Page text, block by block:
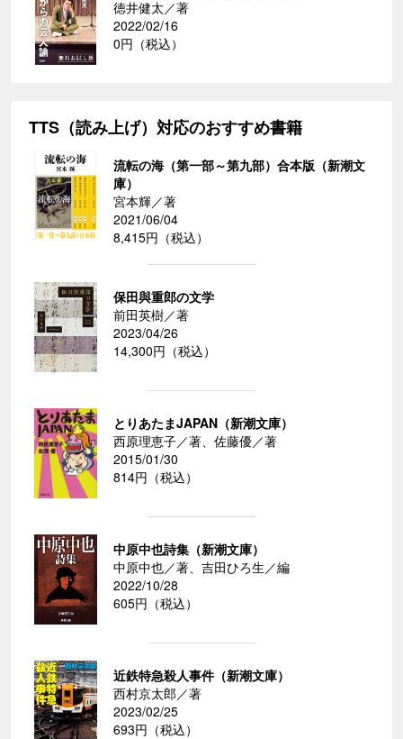
徳井健太／著
2022/02/16
0円（税込）
TTS（読み上げ）対応のおすすめ書籍
流転の海（第一部～第九部）合本版（新潮文
庫）
宮本輝／著
2021/06/04
8,415円（税込）
保田與重郎の文学
前田英樹／著
2023/04/26
14,300円（税込）
とりあたまJAPAN（新潮文庫）
西原理恵子／著、佐藤優／著
2015/01/30
814円（税込）
中原中也詩集（新潮文庫）
中原中也／著、吉田ひろ生／編
2022/10/28
605円（税込）
近鉄特急殺人事件（新潮文庫）
西村京太郎／著
2023/02/25
693円（税込）